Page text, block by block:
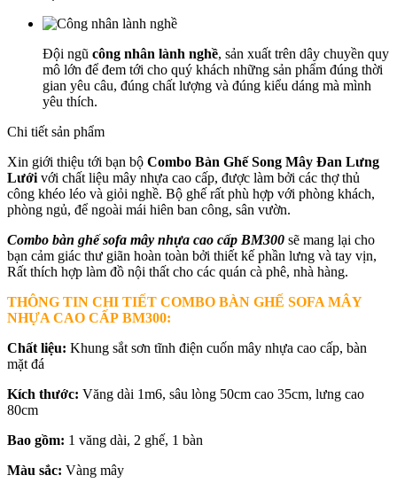
Đội ngũ công nhân lành nghề, sản xuất trên dây chuyền quy
mô lớn để đem tới cho quý khách những sản phẩm đúng thời
gian yêu câu, đúng chất lượng và đúng kiểu dáng mà mình
yêu thích.
Chi tiết sản phẩm
Xin giới thiệu tới bạn bộ Combo Bàn Ghế Song Mây Đan Lưng
Lưới với chất liệu mây nhựa cao cấp, được làm bởi các thợ thủ
công khéo léo và giỏi nghề. Bộ ghế rất phù hợp với phòng khách,
phòng ngủ, để ngoài mái hiên ban công, sân vườn.
Combo bàn ghế sofa mây nhựa cao cấp BM300 sẽ mang lại cho
bạn cảm giác thư giãn hoàn toàn bởi thiết kế phần lưng và tay vịn,
Rất thích hợp làm đồ nội thất cho các quán cà phê, nhà hàng.
THÔNG TIN CHI TIẾT COMBO BÀN GHẾ SOFA MÂY
NHỰA CAO CẤP BM300:
Chất liệu: Khung sắt sơn tĩnh điện cuốn mây nhựa cao cấp, bàn
mặt đá
Kích thước: Văng dài 1m6, sâu lòng 50cm cao 35cm, lưng cao
80cm
Bao gồm: 1 văng dài, 2 ghế, 1 bàn
Màu sắc: Vàng mây